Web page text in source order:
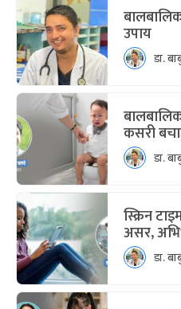
उपाय
डा.
कसरी
डा.
स्क्रिन
असर,
डा.